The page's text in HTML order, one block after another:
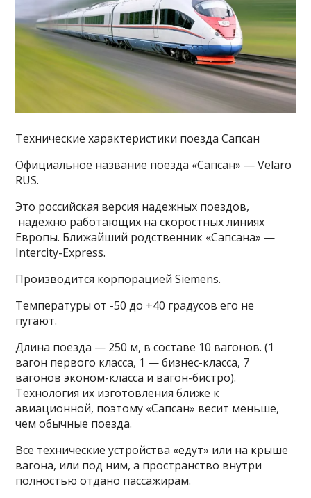
Технические характеристики поезда Сапсан
Официальное название поезда «Сапсан» — Velaro
RUS.
Это российская версия надежных поездов,
надежно работающих на скоростных линиях
Европы. Ближайший родственник «Сапсана» —
Intercity-Express.
Производится корпорацией Siemens.
Температуры от -50 до +40 градусов его не
пугают.
Длина поезда — 250 м, в составе 10 вагонов. (1
вагон первого класса, 1 — бизнес-класса, 7
вагонов эконом-класса и вагон-бистро).
Технология их изготовления ближе к
авиационной, поэтому «Сапсан» весит меньше,
чем обычные поезда.
Все технические устройства «едут» или на крыше
вагона, или под ним, а пространство внутри
полностью отдано пассажирам.